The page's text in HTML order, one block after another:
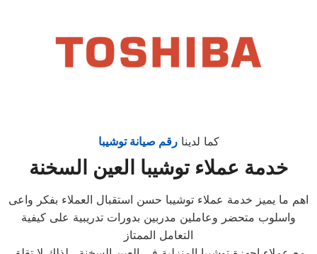
كما لدينارقم صيانة توشيبا
خدمة عملاء توشيبا العين السخنة
اهم ما يميز خدمة عملاء توشيبا حسن استقبال العملاء بفكر واعى
واسلوب متحضر وعاملين مدربين بدورات تدريبية على كيفية
التعامل الممتاز